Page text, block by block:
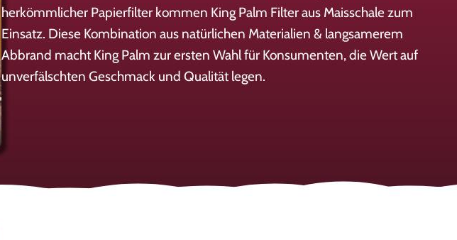
herkömmlicher Papierfilter kommen King Palm Filter aus Maisschale zum
Einsatz. Diese Kombination aus natürlichen Materialien & langsamerem
Abbrand macht King Palm zur ersten Wahl für Konsumenten, die Wert auf
unverfälschten Geschmack und Qualität legen.